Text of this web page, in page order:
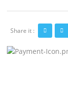
Share it :